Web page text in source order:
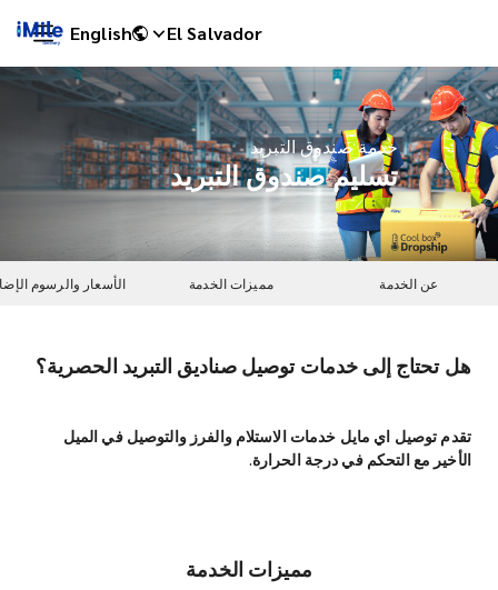
El Salvador
English
خدمة صندوق التبريد
تسليم صندوق التبريد
عن الخدمة مميزات الخدمة الأسعار والرسوم
هل تحتاج إلى خدمات توصيل صناديق التبريد الحصرية؟
تقدم توصيل اي مايل خدمات الاستلام والفرز والتوصيل في الميل
الأخير مع التحكم في درجة الحرارة.
مميزات الخدمة
iMile Chat